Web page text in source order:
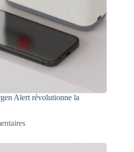
Alert révolutionne la